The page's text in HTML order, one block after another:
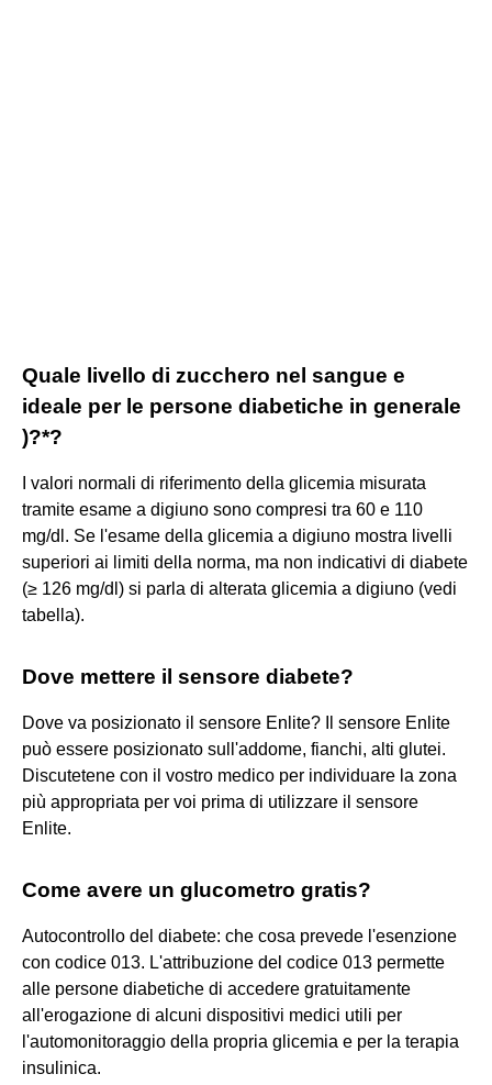
Quale livello di zucchero nel sangue e
ideale per le persone diabetiche in generale
)?*?
I valori normali di riferimento della glicemia misurata
tramite esame a digiuno sono compresi tra 60 e 110
mg/dl. Se l'esame della glicemia a digiuno mostra livelli
superiori ai limiti della norma, ma non indicativi di diabete
(≥ 126 mg/dl) si parla di alterata glicemia a digiuno (vedi
tabella).
Dove mettere il sensore diabete?
Dove va posizionato il sensore Enlite? Il sensore Enlite
può essere posizionato sull'addome, fianchi, alti glutei.
Discutetene con il vostro medico per individuare la zona
più appropriata per voi prima di utilizzare il sensore
Enlite.
Come avere un glucometro gratis?
Autocontrollo del diabete: che cosa prevede l'esenzione
con codice 013. L'attribuzione del codice 013 permette
alle persone diabetiche di accedere gratuitamente
all'erogazione di alcuni dispositivi medici utili per
l'automonitoraggio della propria glicemia e per la terapia
insulinica.